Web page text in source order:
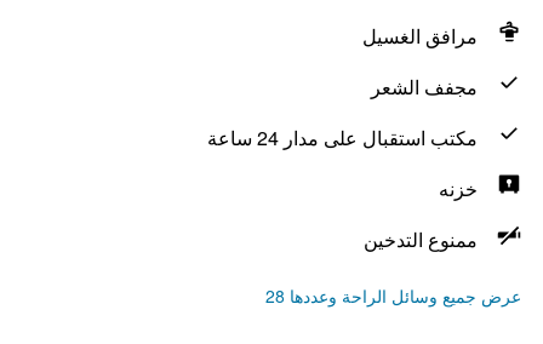
مرافق الغسيل
مجفف الشعر
مكتب استقبال على مدار 24 ساعة
خزنه
ممنوع التدخين
عرض جميع وسائل الراحة وعددها 28